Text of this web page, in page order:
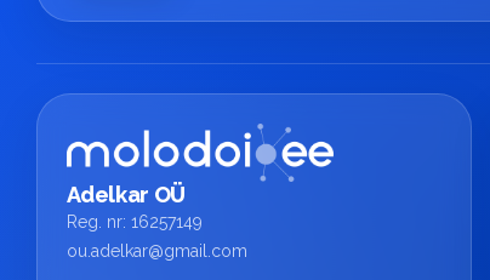
Adelkar OÜ
Reg. nr: 16257149
ou.adelkar@gmail.com